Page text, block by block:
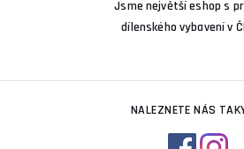
Jsme největší eshop s
dílenského vybavení v
NALEZNETE NÁS